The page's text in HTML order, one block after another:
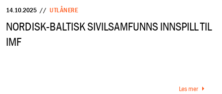
14.10.2025 // UTLÅNERE
NORDISK-BALTISK SIVILSAMFUNNS INNSPILL TIL
IMF
Les mer